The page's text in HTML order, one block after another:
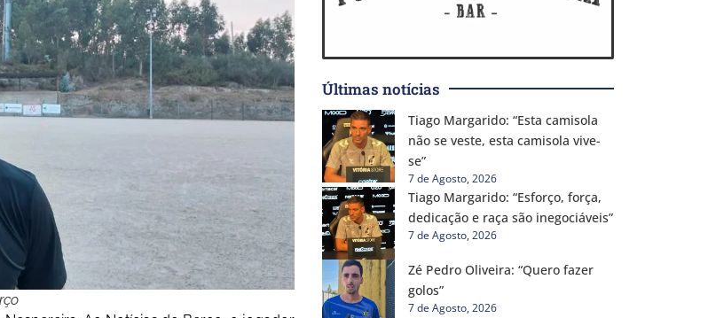
Últimas notícias
Tiago Margarido: “Esta camisola
não se veste, esta camisola vive-
se”
7 de Agosto, 2026
Tiago Margarido: “Esforço, força,
dedicação e raça são inegociáveis”
7 de Agosto, 2026
Zé Pedro Oliveira: “Quero fazer
golos”
7 de Agosto, 2026